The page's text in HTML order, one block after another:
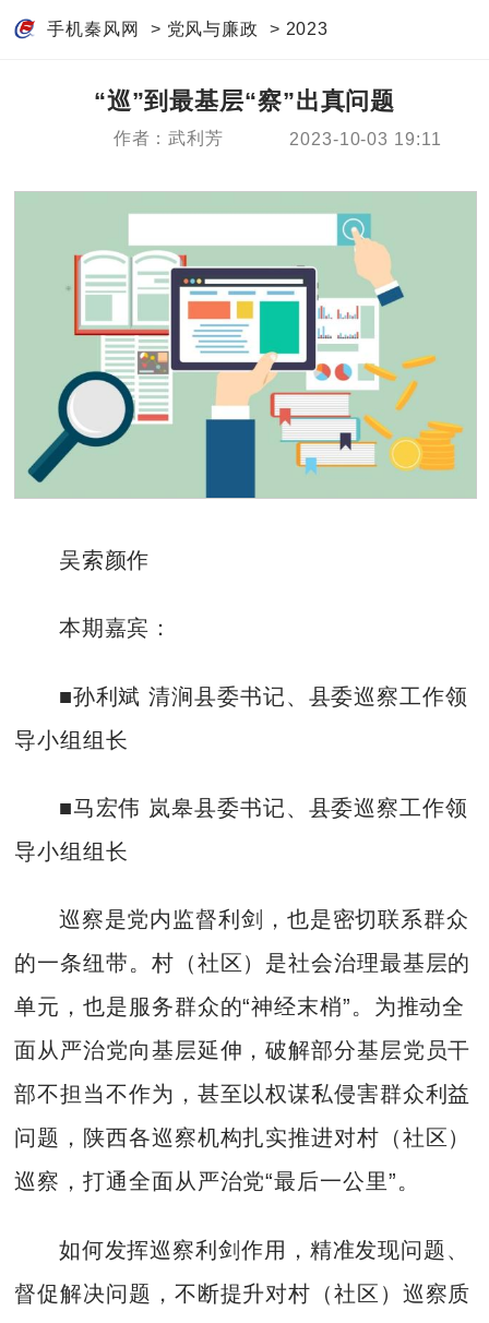
手机秦风网 > 党风与廉政 > 2023
“巡”到最基层“察”出真问题
作者：武利芳 2023-10-03 19:11
吴索颜作
本期嘉宾：
■孙利斌 清涧县委书记、县委巡察工作领
导小组组长
■马宏伟 岚皋县委书记、县委巡察工作领
导小组组长
巡察是党内监督利剑，也是密切联系群众
的一条纽带。村（社区）是社会治理最基层的
单元，也是服务群众的“神经末梢”。为推动全
面从严治党向基层延伸，破解部分基层党员干
部不担当不作为，甚至以权谋私侵害群众利益
问题，陕西各巡察机构扎实推进对村（社区）
巡察，打通全面从严治党“最后一公里”。
如何发挥巡察利剑作用，精准发现问题、
督促解决问题，不断提升对村（社区）巡察质